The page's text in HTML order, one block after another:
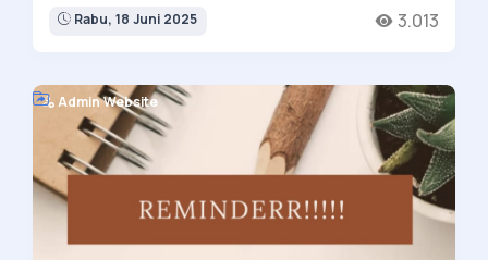
Rabu, 18 Juni 2025 3.013
Admin Website